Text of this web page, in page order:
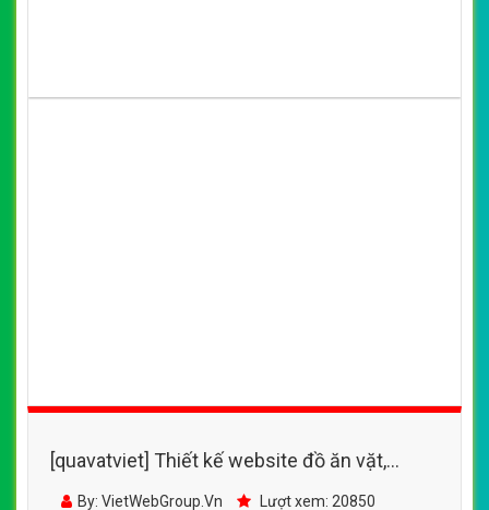
[quavatviet] Thiết kế website đồ ăn vặt dưới